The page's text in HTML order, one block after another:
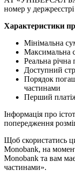
номер у
Характеристики
Мінімальна
Максимальна
Реальна річна
Доступний
Порядок
частинами
Перший
Інформація про
попередження
Щоб скористатись
Monobank, на
Monobank та вам
частинами».